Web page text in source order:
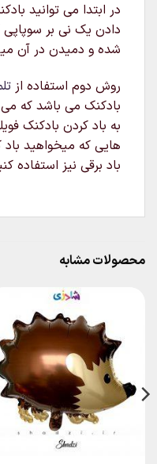
در ابتدا می توانید
دادن یک نی بر سوپاپی
شده و دمیدن در آن
روش دوم استفاده از
بادکنک می باشد که می
به باد کردن بادکنک
هایی که میخواهید باد
باد برقی نیز استفاده
محصولات مشابه